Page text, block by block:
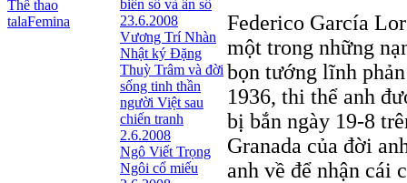
Thể thao
talaFemina
biến số và ẩn số
23.6.2008
Vương Trí Nhàn
Nhật ký Ðặng
Thuỳ Trâm và đời
sống tinh thần
người Việt sau
chiến tranh
2.6.2008
Ngô Viết Trọng
Ngôi cổ miếu
Federico García
một trong những
bọn tướng lĩnh
1936, thi thể anh
bị bắn ngày 19-8
Granada của đời
anh về để nhận cái